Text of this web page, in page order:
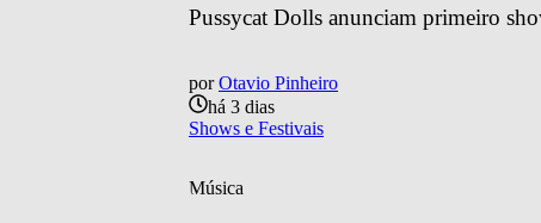
Pussycat Dolls anunciam primeiro
por Otavio Pinheiro
há 3 dias
Shows e Festivais
Música